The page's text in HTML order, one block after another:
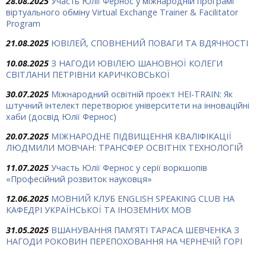
віртуального обміну Virtual Exchange Trainer & Facilitator
Program
21.08.2025 ЮВІЛЕЙ, СПОВНЕНИЙ ПОВАГИ ТА ВДЯЧНОСТІ
10.08.2025 З НАГОДИ ЮВІЛЕЮ ШАНОВНОЇ КОЛЕГИ
СВІТЛАНИ ПЕТРІВНИ КАРИЧКОВСЬКОЇ
30.07.2025 Міжнародний освітній проект HEI-TRAIN: Як
штучний інтелект перетворює університети на інноваційні
хаби (досвід Юлії Фернос)
20.07.2025 МІЖНАРОДНЕ ПІДВИЩЕННЯ КВАЛІФІКАЦІЇ
ЛЮДМИЛИ МОВЧАН: ТРАНСФЕР ОСВІТНІХ ТЕХНОЛОГІЙ
11.07.2025 Участь Юлії Фернос у серії воркшопів
«Професійний розвиток науковця»
12.06.2025 МОВНИЙ КЛУБ ENGLISH SPEAKING CLUB НА
КАФЕДРІ УКРАЇНСЬКОЇ ТА ІНОЗЕМНИХ МОВ
31.05.2025 ВШАНУВАННЯ ПАМ'ЯТІ ТАРАСА ШЕВЧЕНКА З
НАГОДИ РОКОВИН ПЕРЕПОХОВАННЯ НА ЧЕРНЕЧІЙ ГОРІ